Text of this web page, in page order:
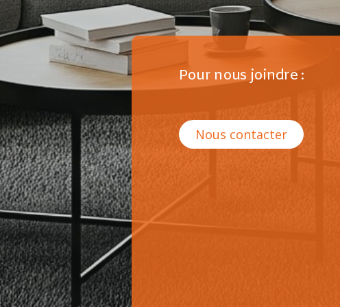
Pour nous joindre :
Nous contacter